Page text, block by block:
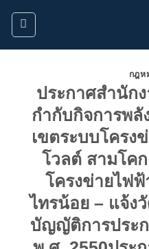
ข้าม
ยัง
กฎห
ประกาศสำนัก
กำกับกิจการพลั
เขตระบบโครง
โวลต์ สามโค
โครงข่ายไฟ
ไทรน้อย – แจ้ง
บัญญัติการประ